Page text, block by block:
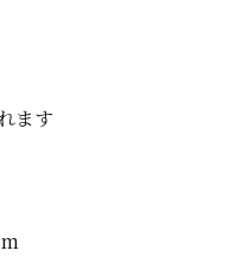
ます